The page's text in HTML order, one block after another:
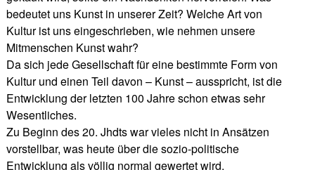
bedeutet uns Kunst in unserer Zeit? Welche Art von
Kultur ist uns eingeschrieben, wie nehmen unsere
Mitmenschen Kunst wahr?
Da sich jede Gesellschaft für eine bestimmte Form von
Kultur und einen Teil davon – Kunst – ausspricht, ist die
Entwicklung der letzten 100 Jahre schon etwas sehr
Wesentliches.
Zu Beginn des 20. Jhdts war vieles nicht in Ansätzen
vorstellbar, was heute über die sozio-politische
Entwicklung als völlig normal gewertet wird.